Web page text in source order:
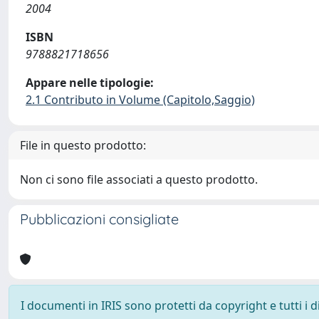
2004
ISBN
9788821718656
Appare nelle tipologie:
2.1 Contributo in Volume (Capitolo,Saggio)
File in questo prodotto:
Non ci sono file associati a questo prodotto.
Pubblicazioni consigliate
I documenti in IRIS sono protetti da copyright e tutti i